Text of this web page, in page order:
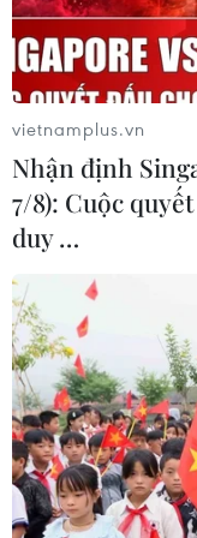
thử nghiệm điều
04/08/2026 22:42
Báo động xu
trẻ mắc ung thư
04/08/2026 14:10
Mỹ ghi nhận ca
trong mùa dịch
04/08/2026 07:11
Phát hiện mới về
của con người
vietnamplus.vn
Nhận định
7/8): Cuộc
duy …